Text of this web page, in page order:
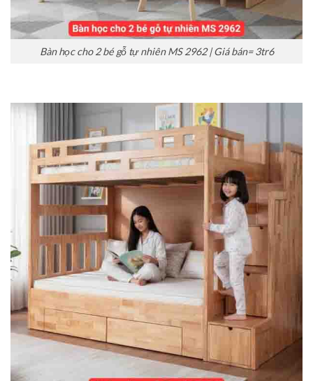
Bàn học cho 2 bé gỗ tự nhiên MS 2962 | Giá bán= 3tr6